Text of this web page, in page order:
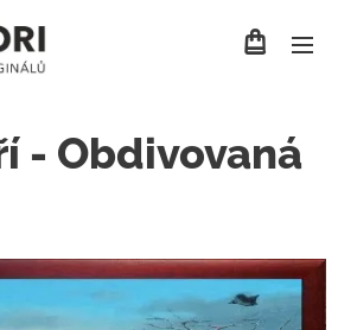
- Obdivovaná